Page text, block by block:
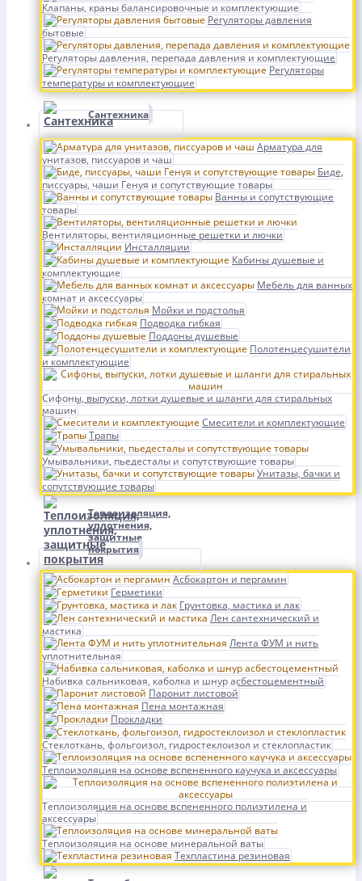
Клапаны, краны балансировочные и комплектующие
Регуляторы давления
бытовые
Регуляторы давления, перепада давления и комплектующие
Регуляторы
температуры и комплектующие
Сантехника
Арматура для
унитазов, писсуаров и чаш
Биде,
писсуары, чаши Генуя и сопутствующие товары
Ванны и сопутствующие
товары
Вентиляторы, вентиляционные решетки и лючки
Инсталляции
Кабины душевые и
комплектующие
Мебель для ванных
комнат и аксессуары
Мойки и подстолья
Подводка гибкая
Поддоны душевые
Полотенцесушители
и комплектующие
Сифоны, выпуски, лотки душевые и шланги для стиральных
машин
Смесители и комплектующие
Трапы
Умывальники, пьедесталы и сопутствующие товары
Унитазы, бачки и
сопутствующие товары
Теплоизоляция,
уплотнения,
защитные
покрытия
Асбокартон и пергамин
Герметики
Грунтовка, мастика и лак
Лен сантехнический и
мастика
Лента ФУМ и нить
уплотнительная
Набивка сальниковая, каболка и шнур асбестоцементный
Паронит листовой
Пена монтажная
Прокладки
Стеклоткань, фольгоизол, гидростеклоизол и стеклопластик
Теплоизоляция на основе вспененного каучука и аксессуары
Теплоизоляция на основе вспененного полиэтилена и
аксессуары
Теплоизоляция на основе минеральной ваты
Техпластина резиновая